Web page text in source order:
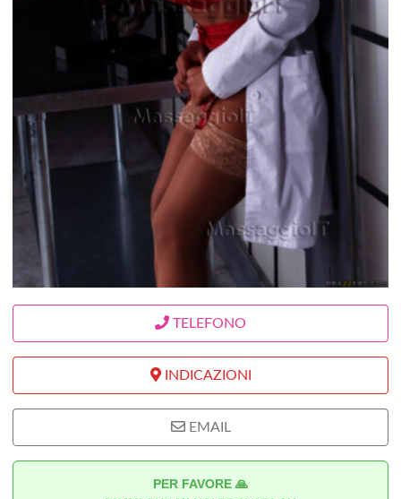
TELEFONO
INDICAZIONI
EMAIL
PER FAVORE 🙏